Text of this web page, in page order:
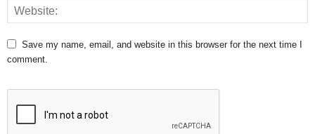
Save my name, email, and website in this browser for the next time I
comment.